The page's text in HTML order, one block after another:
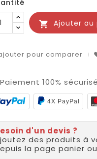
 Ajouter au
pour comparer
Paiement 100% sécurisé
4X PayPal
d'un devis ?
des produits à
la page panier